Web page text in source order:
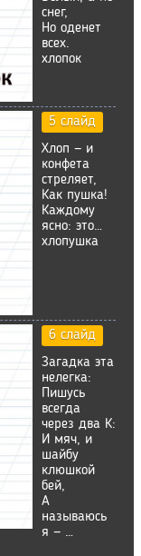
снег,
Но оденет
всех.
хлопок
5 слайд
Хлоп — и
конфета
стреляет,
Как пушка!
Каждому
ясно: это…
хлопушка
6 слайд
Загадка эта
нелегка:
Пишусь
всегда
через два К:
И мяч, и
шайбу
клюшкой
бей,
А
называюсь
я — …